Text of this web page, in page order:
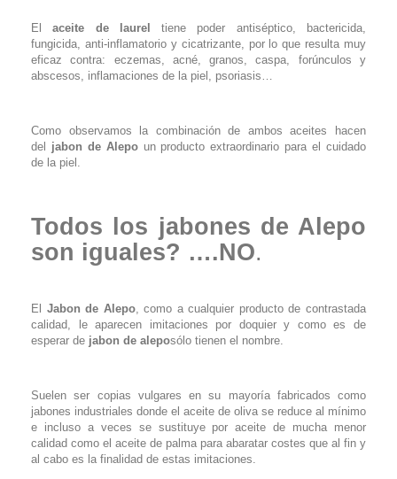
Elaceite de laurel
tiene poder antiséptico, bactericida,
fungicida, anti-inflamatorio y cicatrizante, por lo que resulta muy
eficaz contra: eczemas, acné, granos, caspa, forúnculos y
abscesos, inflamaciones de la piel, psoriasis…
Como observamos la combinación de ambos aceites hacen
del jabon de Alepoun producto extraordinario para el cuidado
de la piel.
Todos los jabones de Alepo
son iguales? ….NO.
El Jabon de Alepo, como a cualquier producto de contrastada
calidad, le aparecen imitaciones por doquier y como es de
esperar de jabon de aleposólo tienen el nombre.
Suelen ser copias vulgares en su mayoría fabricados como
jabones industriales donde el aceite de oliva se reduce al mínimo
e incluso a veces se sustituye por aceite de mucha menor
calidad como el aceite de palma para abaratar costes que al fin y
al cabo es la finalidad de estas imitaciones.